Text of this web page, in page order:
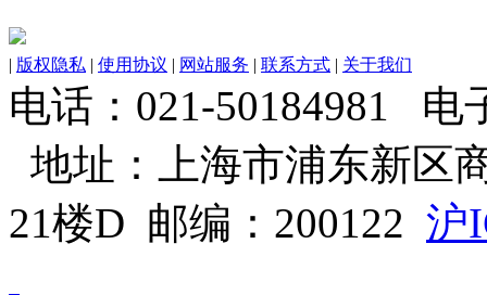
| 版权隐私 | 使用协议 | 网站服务 | 联系方式 | 关于我们
电话：021-50184981 电
地址：上海市浦东新区
21楼D 邮编：200122 沪